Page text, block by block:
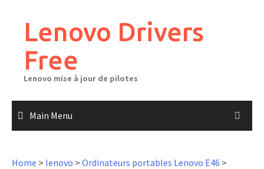
contentLenovo Drivers
Free
Lenovo mise à jour de pilotes
Main Menu
Home > lenovo > Ordinateurs portables Lenovo E46 >